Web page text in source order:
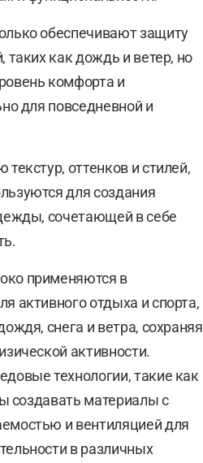
обеспечивают защиту
таких как дождь и ветер, но
комфорта и
для повседневной и
оттенков и стилей,
для создания
сочетающей в себе
применяются в
активного отдыха и спорта,
снега и ветра, сохраняя
активности.
технологии, такие как
создавать материалы с
и вентиляцией для
в различных